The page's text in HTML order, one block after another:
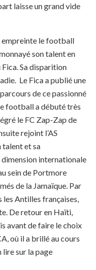
laisse un grand vide
empreinte le football
son talent en
Sa disparition
Le Fica a publié une
de ce passionné
football a débuté très
le FC Zap-Zap de
rejoint l’AS
talent et sa
internationale
sein de Portmore
de la Jamaïque. Par
Antilles françaises,
De retour en Haïti,
avant de faire le choix
où il a brillé au cours
lire sur la page